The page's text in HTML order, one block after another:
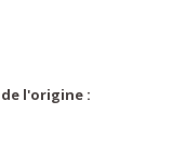
l'origine :